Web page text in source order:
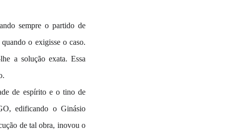
sempre o partido de
o exigisse o caso.
a solução exata. Essa
de espírito e o tino de
edificando o Ginásio
de tal obra, inovou o